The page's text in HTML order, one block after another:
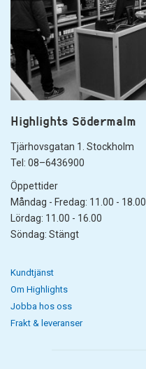
Highlights Södermalm
Tjärhovsgatan 1. Stockholm
Tel: 08–6436900
Öppettider
Måndag - Fredag: 11.00 - 18.00
Lördag: 11.00 - 16.00
Söndag: Stängt
Kundtjänst
Om Highlights
Jobba hos oss
Frakt & leveranser